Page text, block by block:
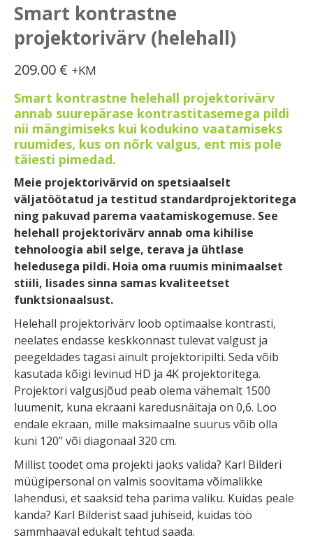
Smart kontrastne
projektorivärv (helehall)
209.00 € +KM
Smart kontrastne helehall projektorivärv
annab suurepärase kontrastitasemega pildi
nii mängimiseks kui kodukino vaatamiseks
ruumides, kus on nõrk valgus, ent mis pole
täiesti pimedad.
Meie projektorivärvid on spetsiaalselt
väljatöötatud ja testitud standardprojektoritega
ning pakuvad parema vaatamiskogemuse. See
helehall projektorivärv annab oma kihilise
tehnoloogia abil selge, terava ja ühtlase
heledusega pildi. Hoia oma ruumis minimaalset
stiili, lisades sinna samas kvaliteetset
funktsionaalsust.
Helehall projektorivärv loob optimaalse kontrasti,
neelates endasse keskkonnast tulevat valgust ja
peegeldades tagasi ainult projektoripilti. Seda võib
kasutada kõigi levinud HD ja 4K projektoritega.
Projektori valgusjõud peab olema vähemalt 1500
luumenit, kuna ekraani karedusnäitaja on 0,6. Loo
endale ekraan, mille maksimaalne suurus võib olla
kuni 120’’ või diagonaal 320 cm.
Millist toodet oma projekti jaoks valida? Karl Bilderi
müügipersonal on valmis soovitama võimalikke
lahendusi, et saaksid teha parima valiku. Kuidas peale
kanda? Karl Bilderist saad juhiseid, kuidas töö
sammhaaval edukalt tehtud saada.